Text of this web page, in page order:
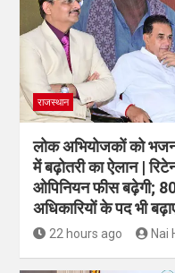
राजस्थान
लोक अभियोजकों को
में बढ़ोतरी का ऐलान |
ओपिनियन फीस बढ़ेगी;
अधिकारियों के पद भी
22 hours ago Nai